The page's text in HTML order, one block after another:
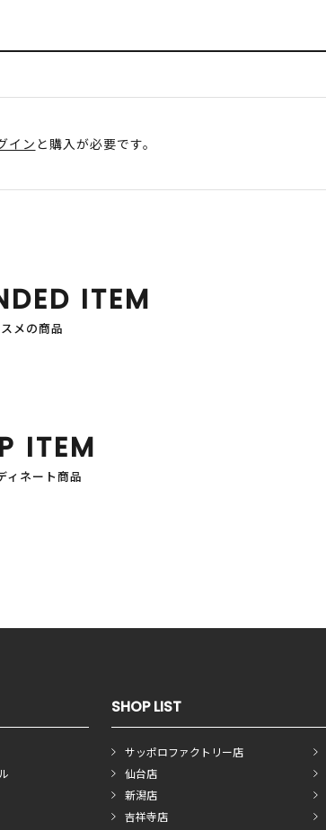
イン と購入が必要です。
ITEM
メの商品
ITEM
ィネート商品
SHOP LIST
サッポロファクトリー店
仙台店
新潟店
吉祥寺店